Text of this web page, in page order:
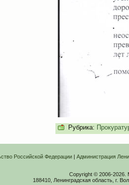
Рубрика:
Российской Федерации| Администрация
Copyright © 2006-2026.
188410, Ленинградская область, г.